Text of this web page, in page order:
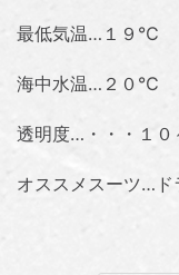
最低気温…１９℃
海中水温…２０℃
透明度…・・・１０
オススメスーツ…ド